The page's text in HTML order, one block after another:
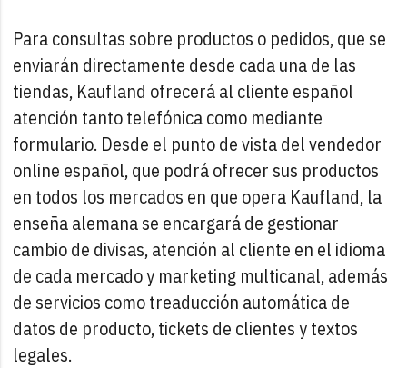
Para consultas sobre productos o pedidos, que se
enviarán directamente desde cada una de las
tiendas, Kaufland ofrecerá al cliente español
atención tanto telefónica como mediante
formulario. Desde el punto de vista del vendedor
online español, que podrá ofrecer sus productos
en todos los mercados en que opera Kaufland, la
enseña alemana se encargará de gestionar
cambio de divisas, atención al cliente en el idioma
de cada mercado y marketing multicanal, además
de servicios como treaducción automática de
datos de producto, tickets de clientes y textos
legales.